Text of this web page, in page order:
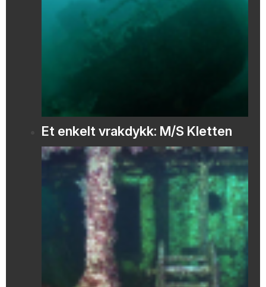
Et enkelt vrakdykk: M/S Kletten